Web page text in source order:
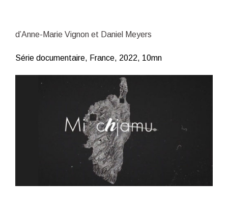
d’Anne-Marie Vignon et Daniel Meyers
Série documentaire, France, 2022, 10mn